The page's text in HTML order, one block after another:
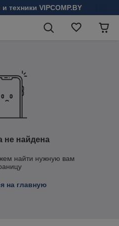
техники VIPCOMP.BY
не найдена
найти нужную вам
на главную